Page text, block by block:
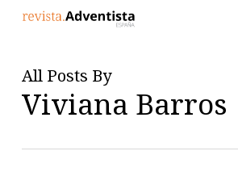
contentAll Posts By
Viviana Barros